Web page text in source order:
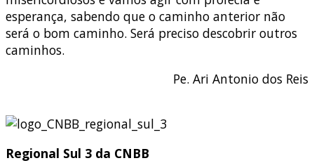
esperança, sabendo que o caminho anterior não
será o bom caminho. Será preciso descobrir outros
caminhos.
Pe. Ari Antonio dos Reis
Regional Sul 3 da CNBB